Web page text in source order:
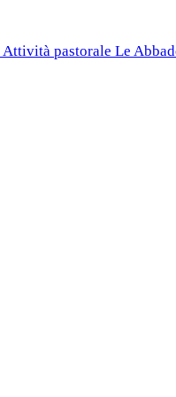
Attività pastorale Le